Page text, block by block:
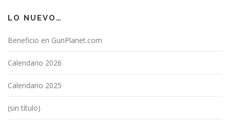
LO NUEVO…
Beneficio en GunPlanet.com
Calendario 2026
Calendario 2025
(sin título)